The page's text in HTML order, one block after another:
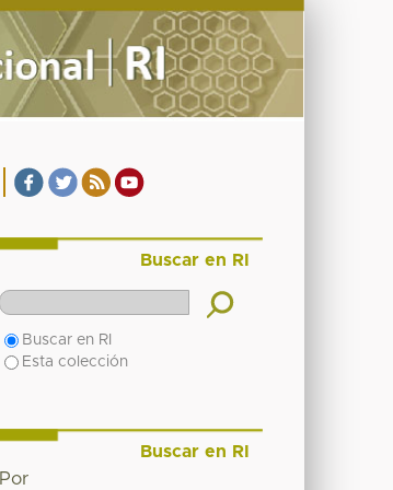
Buscar en RI
Buscar en RI
Esta colección
Buscar en RI
Por